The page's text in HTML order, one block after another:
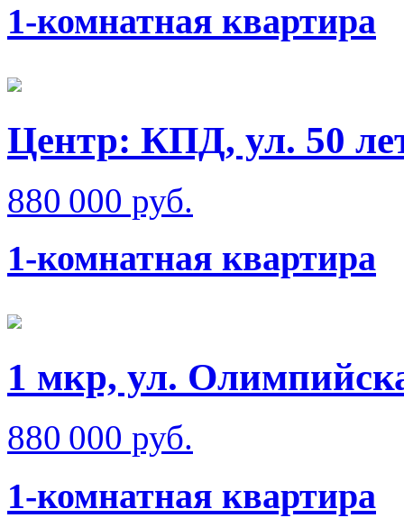
1-комнатная квартира
Центр: КПД, ул. 50
880 000 руб.
1-комнатная квартира
1 мкр, ул.
880 000 руб.
1-комнатная квартира